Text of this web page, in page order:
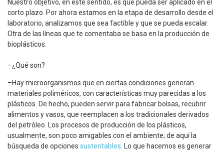
Nuestro objetivo, en este sentido, es que pueda ser aplicado en el
corto plazo. Por ahora estamos en la etapa de desarrollo desde el
laboratorio, analizamos que sea factible y que se pueda escalar.
Otra de las líneas que te comentaba se basa en la producción de
bioplásticos.
–¿Qué son?
–Hay microorganismos que en ciertas condiciones generan
materiales poliméricos, con características muy parecidas a los
plásticos. De hecho, pueden servir para fabricar bolsas, recubrir
alimentos y vasos, que reemplacen a los tradicionales derivados
del petróleo. Los procesos de producción de los plásticos,
usualmente, son poco amigables con el ambiente; de aquí la
búsqueda de opciones sustentables . Lo que hacemos es generar